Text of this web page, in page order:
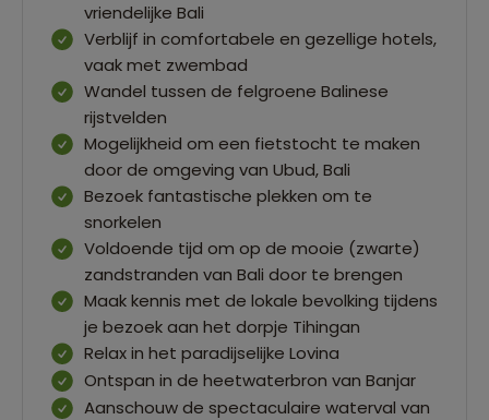
vriendelijke Bali
Verblijf in comfortabele en gezellige hotels,
vaak met zwembad
Wandel tussen de felgroene Balinese
rijstvelden
Mogelijkheid om een fietstocht te maken
door de omgeving van Ubud, Bali
Bezoek fantastische plekken om te
snorkelen
Voldoende tijd om op de mooie (zwarte)
zandstranden van Bali door te brengen
Maak kennis met de lokale bevolking tijdens
je bezoek aan het dorpje Tihingan
Relax in het paradijselijke Lovina
Ontspan in de heetwaterbron van Banjar
Aanschouw de spectaculaire waterval van